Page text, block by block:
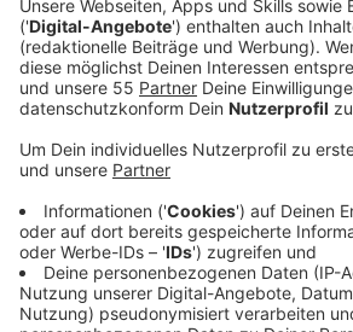
Urlaubsfeeling am 06.07.2019 an
Waldsee. Ab 20 Uhr geht der Tag
Beachparty über. Feiern bis in die
einzigartiger Atmosphäre.
Schwimmverein lädt am Samstag,
zum Tag am See ein. Um Punkt 12
Gäste einen Strandtag mit Stand-
entspannen in der Sonne und
um den Waldsee genießen - und
Eintritt! Bei sommerlichen
im vergangenen Jahr weit über